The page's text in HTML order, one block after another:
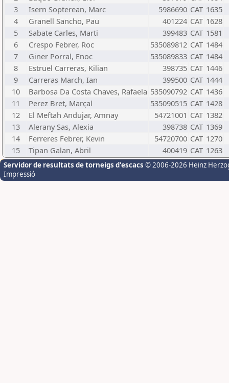
3
Isern Sopterean, Marc 5986690 CAT 1635
4
Granell Sancho, Pau 401224 CAT 1628
5
Sabate Carles, Marti 399483 CAT 1581
6
Crespo Febrer, Roc 535089812 CAT 1484
7
Giner Porral, Enoc 535089833 CAT 1484
8
Estruel Carreras, Kilian 398735 CAT 1446
9
Carreras March, Ian 399500 CAT 1444
10
Barbosa Da Costa Chaves, Rafaela 535090792 CAT 1436
11
Perez Bret, Marçal 535090515 CAT 1428
12
El Meftah Andujar, Amnay 54721001 CAT 1382
13
Alerany Sas, Alexia 398738 CAT 1369
14
Ferreres Febrer, Kevin 54720700 CAT 1270
15
Tipan Galan, Abril 400419 CAT 1263
Servidor de resultats de torneigs d'escacs © 2006-2026 Heinz
Impressió